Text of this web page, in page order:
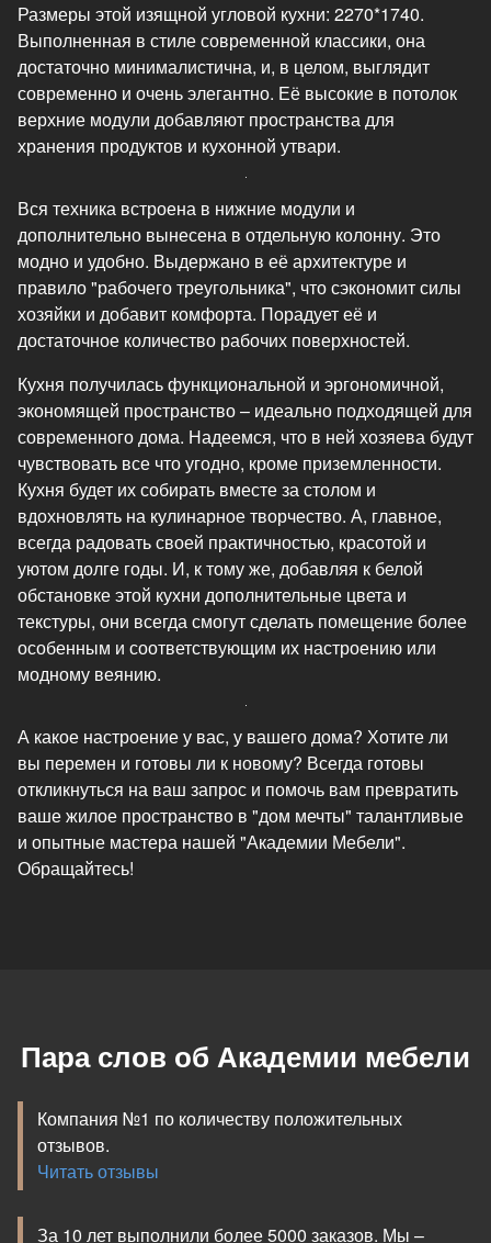
Размеры этой изящной угловой кухни: 2270*1740.
Выполненная в стиле современной классики, она
достаточно минималистична, и, в целом, выглядит
современно и очень элегантно. Её высокие в потолок
верхние модули добавляют пространства для
хранения продуктов и кухонной утвари.
Вся техника встроена в нижние модули и
дополнительно вынесена в отдельную колонну. Это
модно и удобно. Выдержано в её архитектуре и
правило "рабочего треугольника", что сэкономит силы
хозяйки и добавит комфорта. Порадует её и
достаточное количество рабочих поверхностей.
Кухня получилась функциональной и эргономичной,
экономящей пространство – идеально подходящей для
современного дома. Надеемся, что в ней хозяева будут
чувствовать все что угодно, кроме приземленности.
Кухня будет их собирать вместе за столом и
вдохновлять на кулинарное творчество. А, главное,
всегда радовать своей практичностью, красотой и
уютом долге годы. И, к тому же, добавляя к белой
обстановке этой кухни дополнительные цвета и
текстуры, они всегда смогут сделать помещение более
особенным и соответствующим их настроению или
модному веянию.
А какое настроение у вас, у вашего дома? Хотите ли
вы перемен и готовы ли к новому? Всегда готовы
откликнуться на ваш запрос и помочь вам превратить
ваше жилое пространство в "дом мечты" талантливые
и опытные мастера нашей "Академии Мебели".
Обращайтесь!
Пара слов об Академии мебели
Компания №1 по количеству положительных
отзывов.
Читать отзывы
За 10 лет выполнили более 5000 заказов. Мы –